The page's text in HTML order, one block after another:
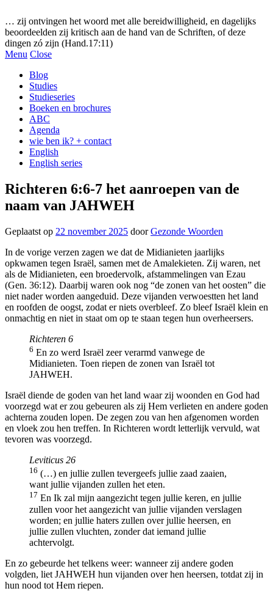
… zij ontvingen het woord met alle bereidwilligheid, en dagelijks
beoordeelden zij kritisch aan de hand van de Schriften, of deze
dingen zó zijn (Hand.17:11)
Menu Close
Blog
Studies
Studieseries
Boeken en brochures
ABC
Agenda
wie ben ik? + contact
English
English series
Richteren 6:6-7 het aanroepen van de
naam van JAHWEH
Geplaatst op 22 november 2025 doorGezonde Woorden
In de vorige verzen zagen we dat de Midianieten jaarlijks
opkwamen tegen Israël, samen met de Amalekieten. Zij waren, net
als de Midianieten, een broedervolk, afstammelingen van Ezau
(Gen. 36:12). Daarbij waren ook nog “de zonen van het oosten” die
niet nader worden aangeduid. Deze vijanden verwoestten het land
en roofden de oogst, zodat er niets overbleef. Zo bleef Israël klein en
onmachtig en niet in staat om op te staan tegen hun overheersers.
Richteren 6
6 En zo werd Israël zeer verarmd vanwege de
Midianieten. Toen riepen de zonen van Israël tot
JAHWEH.
Israël diende de goden van het land waar zij woonden en God had
voorzegd wat er zou gebeuren als zij Hem verlieten en andere goden
achterna zouden lopen. De zegen zou van hen afgenomen worden
en vloek zou hen treffen. In Richteren wordt letterlijk vervuld, wat
tevoren was voorzegd.
Leviticus 26
16 (…) en jullie zullen tevergeefs jullie zaad zaaien,
want jullie vijanden zullen het eten.
17 En Ik zal mijn aangezicht tegen jullie keren, en jullie
zullen voor het aangezicht van jullie vijanden verslagen
worden; en jullie haters zullen over jullie heersen, en
jullie zullen vluchten, zonder dat iemand jullie
achtervolgt.
En zo gebeurde het telkens weer: wanneer zij andere goden
volgden, liet JAHWEH hun vijanden over hen heersen, totdat zij in
hun nood tot Hem riepen.